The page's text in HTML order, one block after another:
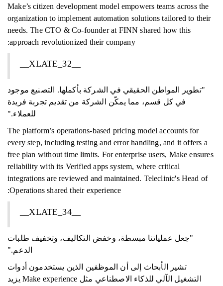
Make’s citizen development model empowers teams across the
organization to implement automation solutions tailored to their
needs. The CTO & Co-founder at FINN shared how this
approach revolutionized their company:
"تطوير المواطن الحقيقي في الشركة بأكملها. التصنيع موجود
في كل قسم، مما يمكّن الشركة من تقديم تجربة فريدة
للعملاء."
The platform’s operations-based pricing model accounts for
every step, including testing and error handling, and it offers a
free plan without time limits. For enterprise users, Make ensures
reliability with its Verified apps system, where critical
integrations are reviewed and maintained. Teleclinic's Head of
Operations shared their experience:
__XLATE_34__
"جعل عملياتنا مبسطة، وخفض التكاليف، وتخفيف طلبات
الدعم."
تشير الأبحاث إلى أن الموظفين الذين يستخدمون أدوات
التشغيل الآلي للذكاء الاصطناعي مثل Make experience يزيد